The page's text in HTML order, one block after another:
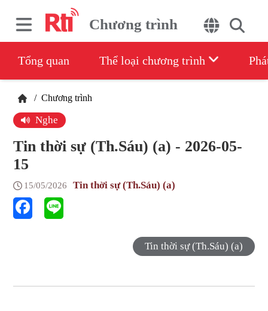
Chương trình
Tổng quan Thể loại chương trình
/ Chương trình
Nghe
Tin thời sự (Th.Sáu) (a) - 2026-05-
15
15/05/2026 Tin thời sự (Th.Sáu) (a)
Tin thời sự (Th.Sáu) (a)